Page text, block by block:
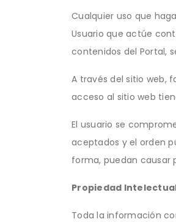
Cualquier uso que
Usuario que actúe
contenidos del Portal,
A través del sitio web,
acceso al sitio web
El usuario se
aceptados y el orden
forma, puedan causar
Propiedad
Toda la información